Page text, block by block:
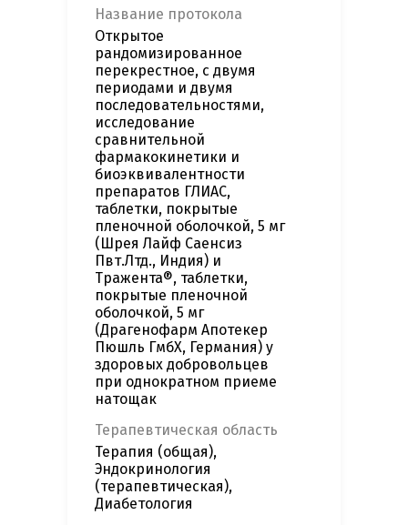
Название протокола
Открытое
рандомизированное
перекрестное, с двумя
периодами и двумя
последовательностями,
исследование
сравнительной
фармакокинетики и
биоэквивалентности
препаратов ГЛИАС,
таблетки, покрытые
пленочной оболочкой, 5 мг
(Шрея Лайф Саенсиз
Пвт.Лтд., Индия) и
Тражента®, таблетки,
покрытые пленочной
оболочкой, 5 мг
(Драгенофарм Апотекер
Пюшль ГмбХ, Германия) у
здоровых добровольцев
при однократном приеме
натощак
Терапевтическая область
Терапия (общая),
Эндокринология
(терапевтическая),
Диабетология